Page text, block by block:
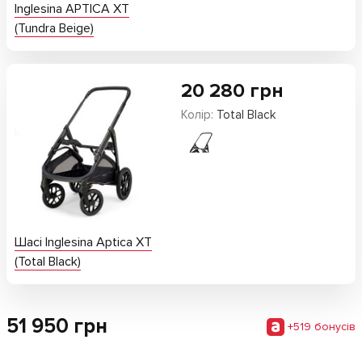
Inglesina APTICA XT
(Tundra Beige)
Шасі Inglesina Aptica XT
(Total Black)
20 280 грн
Колір: Total Black
51 950 грн +519 бонусiв